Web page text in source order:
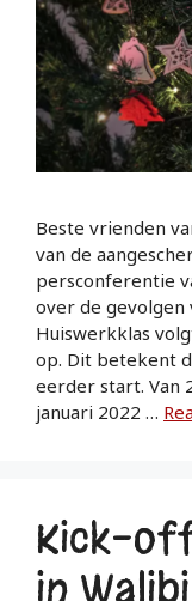
Beste vrienden
van de
persconferentie
over de
Huiswerkklas
op. Dit betekent
eerder start. Van
januari 2022 …
Kick-